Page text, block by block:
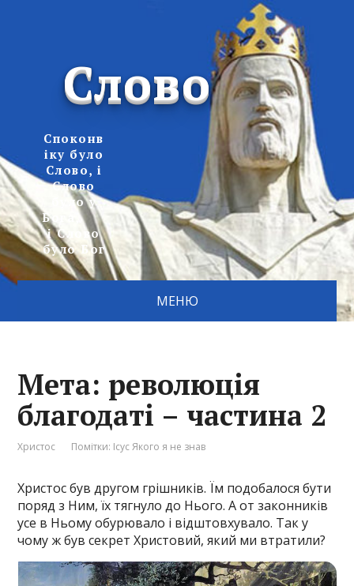
Слово
Споконв
іку було
Слово, і
Слово
було у
Бога,
і Слово
було Бог
МЕНЮ
Мета: революція
благодаті – частина 2
Христос Помітки: Ісус Якого я не знав
Христос був другом грішників. Їм подобалося бути
поряд з Ним, їх тягнуло до Нього. А от законників
усе в Ньому обурювало і відштовхувало. Так у
чому ж був секрет Христовий, який ми втратили?